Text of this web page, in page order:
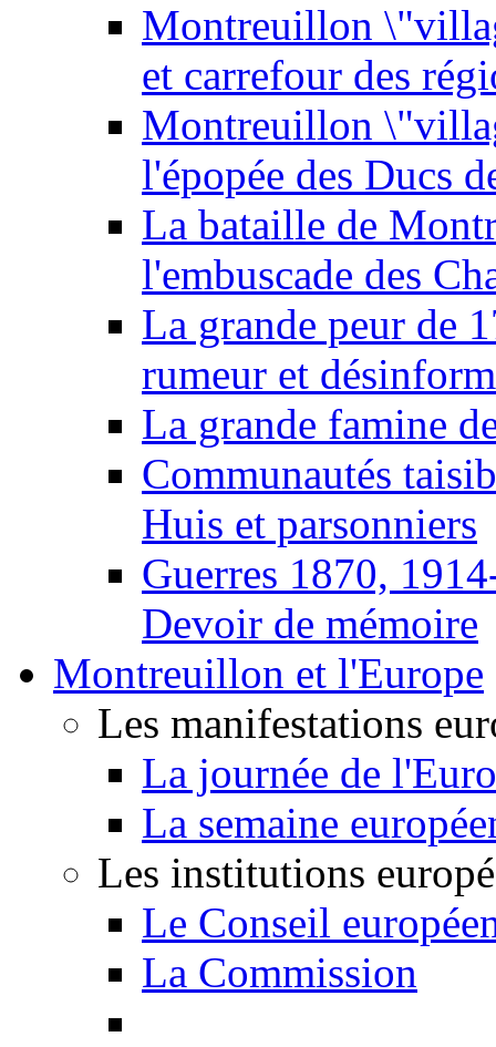
Montreuillon
et carrefour des
Montreuillon
l'épopée des Ducs
La bataille de
l'embuscade des
La grande peur de
rumeur et
La grande famine
Communautés
Huis et parsonniers
Guerres 1870,
Devoir de mémoire
Montreuillon et l'Europe
Les manifestations
La journée de
La semaine
Les institutions
Le Conseil
La Commission